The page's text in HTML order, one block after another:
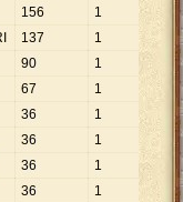
156 1
156
137 1
137
90 1
67 1
67
36 1
36 1
36
36 1
36 1
36